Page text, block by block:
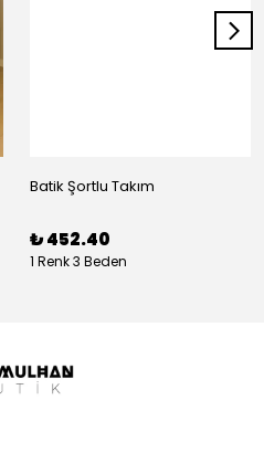
Batik Şortlu Takım
₺ 452.40
1 Renk 3 Beden